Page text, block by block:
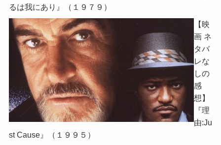
るは我にあり』（１９７９）
【映
画 ネ
タバ
レな
しの
感
想】
『理
由:Ju
st Cause』（１９９５）